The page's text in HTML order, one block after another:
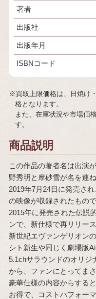
著者
出版社
出版年月
ISBNコード
※買取上限価格は、日焼け
格となります。
また、在庫状況や市場価
す。
商品説明
この作品の著者名は出演
野秀明と摩砂雪が名を連ね
2019年7月24日に発売さ
の映像が収録されたもので
2015年に発売された伝説
ンで、新仕様で再リリー
新世紀エヴァンゲリオン
シト新生や同じく劇場版
5.1chサラウンドのオリジ
から、ファンにとってま
豪華仕様の内容からする
お得で、コストパフォー